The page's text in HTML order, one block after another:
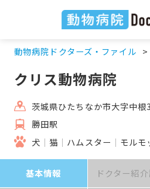
動物病院ドクターズ・ファイル
クリス動物病院
茨城県ひたちなか市大字中
勝田駅
犬
猫 ハムスター モルモ
基本情報 ドクター紹